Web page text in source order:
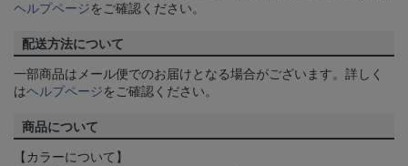
ヘルプページをご確認ください。
配送方法について
一部商品はメール便でのお届けとなる場合がございます。詳しく
はヘルプページをご確認ください。
商品について
【カラーについて】